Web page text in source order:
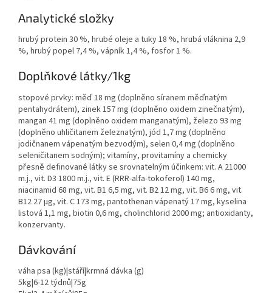
Analytické složky
hrubý protein 30 %, hrubé oleje a tuky 18 %, hrubá vláknina 2,9
%, hrubý popel 7,4 %, vápník 1,4 %, fosfor 1 %.
Doplňkové látky/1kg
stopové prvky: měď 18 mg (doplněno síranem měďnatým
pentahydrátem), zinek 157 mg (doplněno oxidem zinečnatým),
mangan 41 mg (doplněno oxidem manganatým), železo 93 mg
(doplněno uhličitanem železnatým), jód 1,7 mg (doplněno
jodičnanem vápenatým bezvodým), selen 0,4 mg (doplněno
seleničitanem sodným); vitamíny, provitamíny a chemicky
přesně definované látky se srovnatelným účinkem: vit. A 21000
m.j., vit. D3 1800 m.j., vit. E (RRR-alfa-tokoferol) 140 mg,
niacinamid 68 mg, vit. B1 6,5 mg, vit. B2 12 mg, vit. B6 6 mg, vit.
B12 27 µg, vit. C 173 mg, pantothenan vápenatý 17 mg, kyselina
listová 1,1 mg, biotin 0,6 mg, cholinchlorid 2000 mg; antioxidanty,
konzervanty.
Dávkování
váha psa (kg)|stáří|krmná dávka (g)
5kg|6-12 týdnů|75g